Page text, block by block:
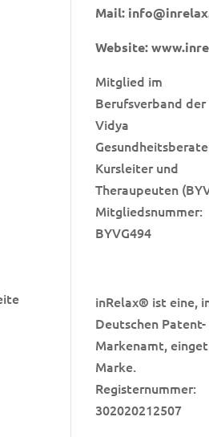
Mail:
Website:
Mitglied im
Berufsverband der
Vidya
Kursleiter und
Theraupeuten
Mitgliedsnummer:
BYVG494
inRelax® ist eine,
Deutschen Patent-
Markenamt,
Marke.
Registernummer:
302020212507